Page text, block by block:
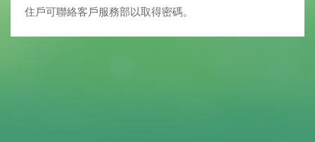
住戶可聯絡客戶服務部以取得密碼。